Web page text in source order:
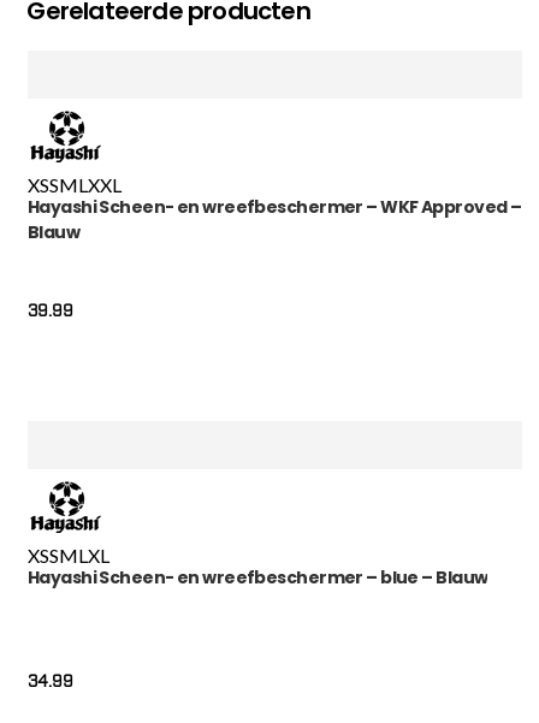
Gerelateerde producten
XSSMLXXL
Hayashi Scheen- en wreefbeschermer – WKF Approved –
Blauw
39.99
XSSMLXL
Hayashi Scheen- en wreefbeschermer – blue – Blauw
34.99